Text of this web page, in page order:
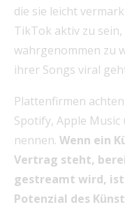
die sie leicht
TikTok aktiv zu
wahrgenommen zu
ihrer Songs viral
Plattenfirmen
Spotify, Apple
nennen. Wenn ein
Vertrag steht,
gestreamt wird, ist
Potenzial des